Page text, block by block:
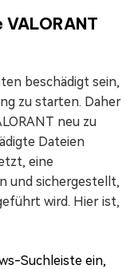
beschädigt sein,
zu starten. Daher
neu zu
Dateien
eine
und sichergestellt,
wird. Hier ist,
Suchleiste ein,